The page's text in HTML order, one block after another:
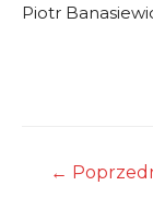
Piotr
Nawigacja
←